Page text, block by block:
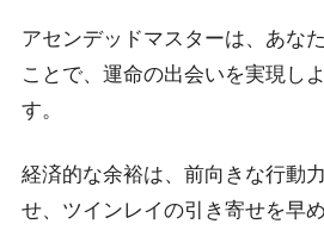
アセンデッドマスターは、あな
ことで、運命の出会いを実現し
す。
経済的な余裕は、前向きな行動
せ、ツインレイの引き寄せを早